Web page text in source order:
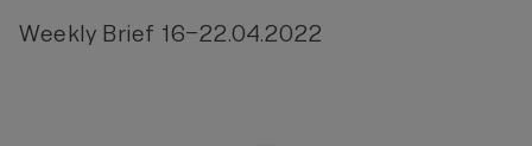
Weekly Brief 16–22.04.2022